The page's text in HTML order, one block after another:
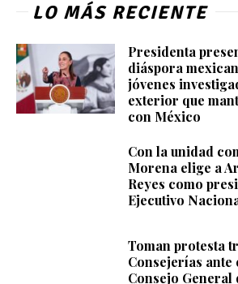
LO MÁS RECIENTE
Presidenta
diáspora
jóvenes
exterior que
con México
Con la unidad
Morena elige a
Reyes como
Ejecutivo
Toman protesta
Consejerías ante
Consejo General